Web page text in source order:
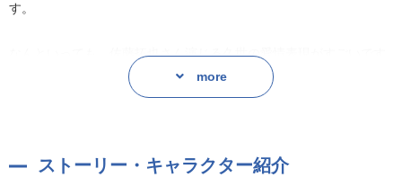
す。
なんといっても、佐藤拓也さん演じる久世の愛情表現がすごいです
優しくあつむを甘やかしているくせに、その実はものすごい独占欲
にメロメロになっちゃうのがとってもかわいいですよ。
more
ストーリー・キャラクター紹介